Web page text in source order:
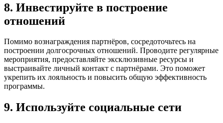
8. Инвестируйте в построение
отношений
Помимо вознаграждения партнёров, сосредоточьтесь на
построении долгосрочных отношений. Проводите регулярные
мероприятия, предоставляйте эксклюзивные ресурсы и
выстраивайте личный контакт с партнёрами. Это поможет
укрепить их лояльность и повысить общую эффективность
программы.
9. Используйте социальные сети